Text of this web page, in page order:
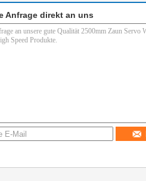
Anfrage direkt an uns